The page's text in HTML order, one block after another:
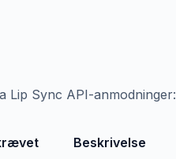
Lip Sync API-anmodninger:
Beskrivelse